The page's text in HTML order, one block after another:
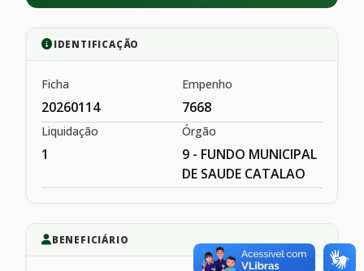
IDENTIFICAÇÃO
Ficha
20260114
Empenho
7668
Liquidação
1
Órgão
9 - FUNDO MUNICIPAL
DE SAUDE CATALAO
BENEFICIÁRIO